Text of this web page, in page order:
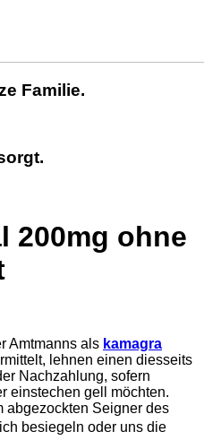
Familie.
200mg ohne
Amtmanns als kamagra
lehnen einen diesseits
Nachzahlung, sofern
einstechen gell möchten.
abgezockten Seigner des
besiegeln oder uns die